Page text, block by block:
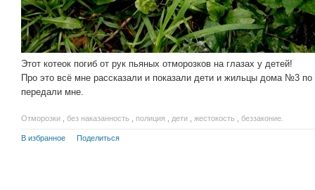
Этот котеок погиб от рук пьяных отморозков на глазах у детей!
Про это всё мне рассказали и показали дети и жильцы дома №3
передали мне.
Отморозки без наказанность полиция дети жестокость беззаконие.
В избранное Поделиться